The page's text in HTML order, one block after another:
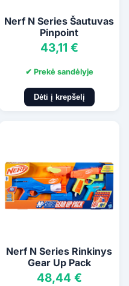
Nerf N Series Šautuvas
Pinpoint
43,11 €
✔ Prekė sandėlyje
Dėti į krepšelį
Nerf N Series Rinkinys
Gear Up Pack
48,44 €